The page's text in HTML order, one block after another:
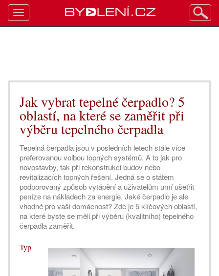
Jak vybrat tepelné čerpadlo? 5
oblastí, na které se zaměřit při
výběru tepelného čerpadla
Tepelná čerpadla jsou v posledních letech stále více
preferovanou volbou topných systémů. A to jak pro
novostavby, tak při rekonstrukci budov nebo
revitalizacích topných řešení. Jedná se o státem
podporovaný způsob vytápění a uživatelům umí ušetřit
peníze na nákladech za energie. Jaké čerpadlo je ale
vhodné pro vaši domácnost? Zde je 5 klíčových oblastí,
na které byste se měli při výběru (kvalitního) tepelného
čerpadla zaměřit.
Typ
Toggle
navigation